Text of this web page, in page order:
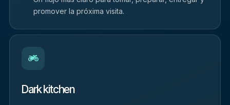
promover la próxima visita.
Dark kitchen